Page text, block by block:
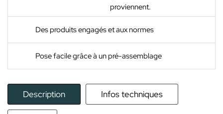
proviennent.
Des produits engagés et aux normes
Pose facile grâce à un pré-assemblage
Description Infos techniques